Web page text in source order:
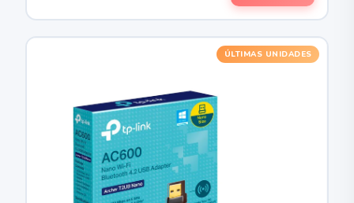
ÚLTIMAS UNIDADES